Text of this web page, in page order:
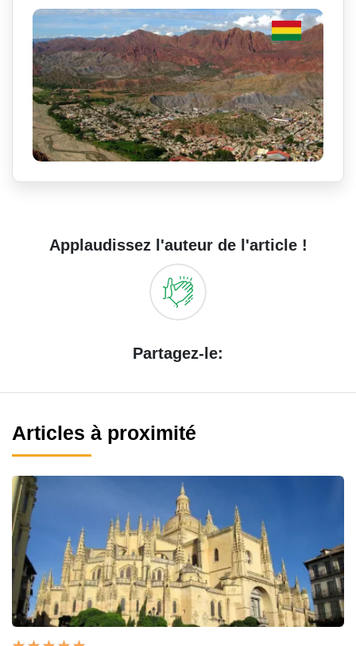
Applaudissez l'auteur de l'article !
Partagez-le:
Articles à proximité